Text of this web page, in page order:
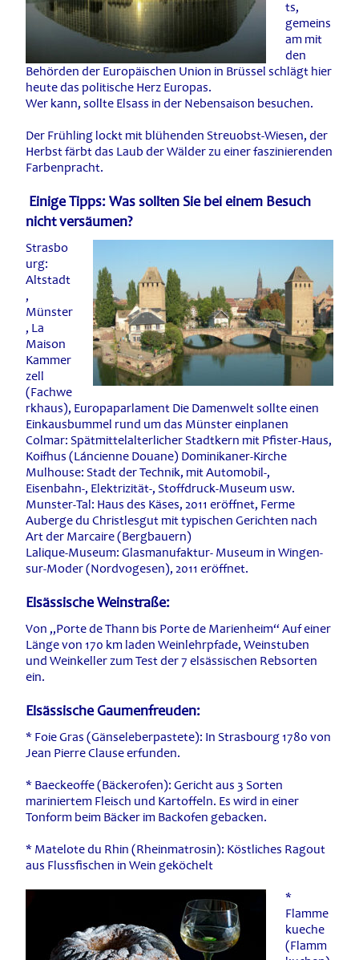
ts,
gemeins
am mit
den
Behörden der Europäischen Union in Brüssel schlägt hier
heute das politische Herz Europas.
Wer kann, sollte Elsass in der Nebensaison besuchen.
Der Frühling lockt mit blühenden Streuobst-Wiesen, der
Herbst färbt das Laub der Wälder zu einer faszinierenden
Farbenpracht.
Einige Tipps: Was sollten Sie bei einem Besuch
nicht versäumen?
Strasbo
urg:
Altstadt
,
Münster
, La
Maison
Kammer
zell
(Fachwe
rkhaus), Europaparlament Die Damenwelt sollte einen
Einkausbummel rund um das Münster einplanen
Colmar: Spätmittelalterlicher Stadtkern mit Pfister-Haus,
Koifhus (Láncienne Douane) Dominikaner-Kirche
Mulhouse: Stadt der Technik, mit Automobil-,
Eisenbahn-, Elektrizität-, Stoffdruck-Museum usw.
Munster-Tal: Haus des Käses, 2011 eröffnet, Ferme
Auberge du Christlesgut mit typischen Gerichten nach
Art der Marcaire (Bergbauern)
Lalique-Museum: Glasmanufaktur- Museum in Wingen-
sur-Moder (Nordvogesen), 2011 eröffnet.
Elsässische Weinstraße:
Von „Porte de Thann bis Porte de Marienheim“ Auf einer
Länge von 170 km laden Weinlehrpfade, Weinstuben
und Weinkeller zum Test der 7 elsässischen Rebsorten
ein.
Elsässische Gaumenfreuden:
* Foie Gras (Gänseleberpastete): In Strasbourg 1780 von
Jean Pierre Clause erfunden.
* Baeckeoffe (Bäckerofen): Gericht aus 3 Sorten
mariniertem Fleisch und Kartoffeln. Es wird in einer
Tonform beim Bäcker im Backofen gebacken.
* Matelote du Rhin (Rheinmatrosin): Köstliches Ragout
aus Flussfischen in Wein geköchelt
*
Flamme
kueche
(Flamm